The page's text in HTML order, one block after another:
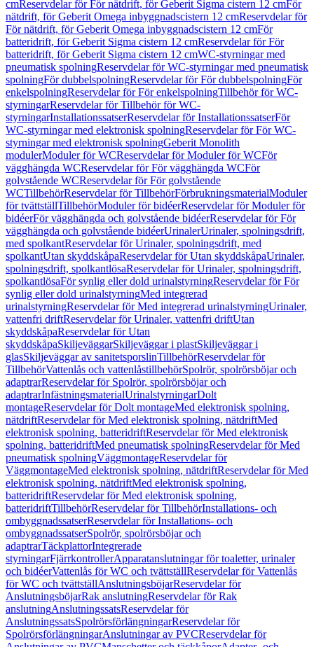
cmReservdelar för För nätdrift, för Geberit Sigma cistern 12 cmFör
nätdrift, för Geberit Omega inbyggnadscistern 12 cmReservdelar för
För nätdrift, för Geberit Omega inbyggnadscistern 12 cmFör
batteridrift, för Geberit Sigma cistern 12 cmReservdelar för För
batteridrift, för Geberit Sigma cistern 12 cmWC-styrningar med
pneumatisk spolningReservdelar för WC-styrningar med pneumatisk
spolningFör dubbelspolningReservdelar för För dubbelspolningFör
enkelspolningReservdelar för För enkelspolningTillbehör för WC-
styrningarReservdelar för Tillbehör för WC-
styrningarInstallationssatserReservdelar för InstallationssatserFör
WC-styrningar med elektronisk spolningReservdelar för För WC-
styrningar med elektronisk spolningGeberit Monolith
modulerModuler för WCReservdelar för Moduler för WCFör
vägghängda WCReservdelar för För vägghängda WCFör
golvstående WCReservdelar för För golvstående
WCTillbehörReservdelar för TillbehörFörbrukningsmaterialModuler
för tvättställTillbehörModuler för bidéerReservdelar för Moduler för
bidéerFör vägghängda och golvstående bidéerReservdelar för För
vägghängda och golvstående bidéerUrinalerUrinaler, spolningsdrift,
med spolkantReservdelar för Urinaler, spolningsdrift, med
spolkantUtan skyddskåpaReservdelar för Utan skyddskåpaUrinaler,
spolningsdrift, spolkantlösaReservdelar för Urinaler, spolningsdrift,
spolkantlösaFör synlig eller dold urinalstyrningReservdelar för För
synlig eller dold urinalstyrningMed integrerad
urinalstyrningReservdelar för Med integrerad urinalstyrningUrinaler,
vattenfri driftReservdelar för Urinaler, vattenfri driftUtan
skyddskåpaReservdelar för Utan
skyddskåpaSkiljeväggarSkiljeväggar i plastSkiljeväggar i
glasSkiljeväggar av sanitetsporslinTillbehörReservdelar för
TillbehörVattenlås och vattenlåstillbehörSpolrör, spolrörsböjar och
adaptrarReservdelar för Spolrör, spolrörsböjar och
adaptrarInfästningsmaterialUrinalstyrningarDolt
montageReservdelar för Dolt montageMed elektronisk spolning,
nätdriftReservdelar för Med elektronisk spolning, nätdriftMed
elektronisk spolning, batteridriftReservdelar för Med elektronisk
spolning, batteridriftMed pneumatisk spolningReservdelar för Med
pneumatisk spolningVäggmontageReservdelar för
VäggmontageMed elektronisk spolning, nätdriftReservdelar för Med
elektronisk spolning, nätdriftMed elektronisk spolning,
batteridriftReservdelar för Med elektronisk spolning,
batteridriftTillbehörReservdelar för TillbehörInstallations- och
ombyggnadssatserReservdelar för Installations- och
ombyggnadssatserSpolrör, spolrörsböjar och
adaptrarTäckplattorIntegrerade
styrningarFjärrkontrollerApparatanslutningar för toaletter, urinaler
och bidéerVattenlås för WC och tvättställReservdelar för Vattenlås
för WC och tvättställAnslutningsböjarReservdelar för
AnslutningsböjarRak anslutningReservdelar för Rak
anslutningAnslutningssatsReservdelar för
AnslutningssatsSpolrörsförlängningarReservdelar för
SpolrörsförlängningarAnslutningar av PVCReservdelar för